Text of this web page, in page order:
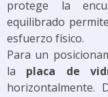
protege la
equilibrado
esfuerzo físico.
Para un
la placa de
horizontalmente.